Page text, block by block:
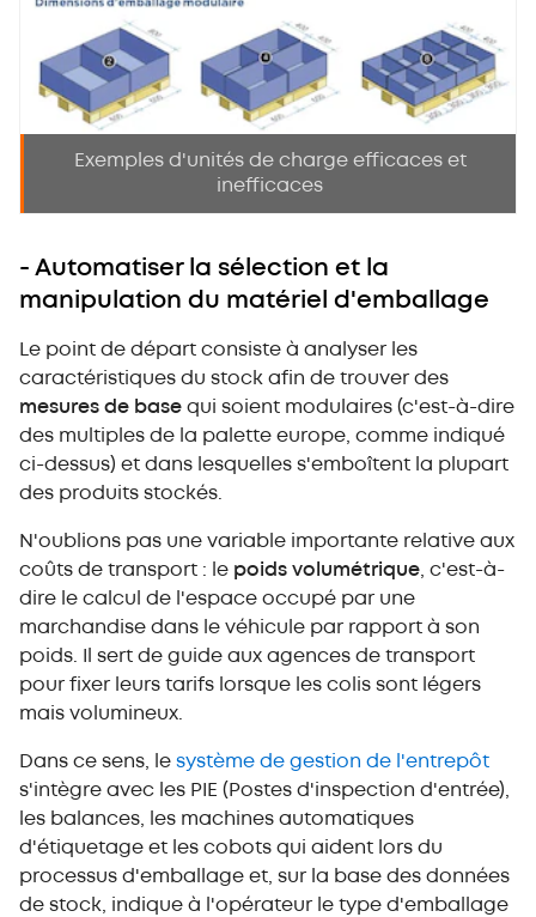
Exemples d'unités de charge efficaces et
inefficaces
- Automatiser la sélection et la
manipulation du matériel d'emballage
Le point de départ consiste à analyser les
caractéristiques du stock afin de trouver des
mesures de base qui soient modulaires (c'est-à-dire
des multiples de la palette europe, comme indiqué
ci-dessus) et dans lesquelles s'emboîtent la plupart
des produits stockés.
N'oublions pas une variable importante relative aux
coûts de transport : le poids volumétrique, c'est-à-
dire le calcul de l'espace occupé par une
marchandise dans le véhicule par rapport à son
poids. Il sert de guide aux agences de transport
pour fixer leurs tarifs lorsque les colis sont légers
mais volumineux.
Dans ce sens, le système de gestion de l'entrepôt
s'intègre avec les PIE (Postes d'inspection d'entrée),
les balances, les machines automatiques
d'étiquetage et les cobots qui aident lors du
processus d'emballage et, sur la base des données
de stock, indique à l'opérateur le type d'emballage